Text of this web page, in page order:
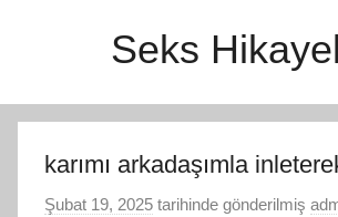
Seks
karımı arkadaşımla
Şubat 19, 2025 tarihinde gönderilmiş